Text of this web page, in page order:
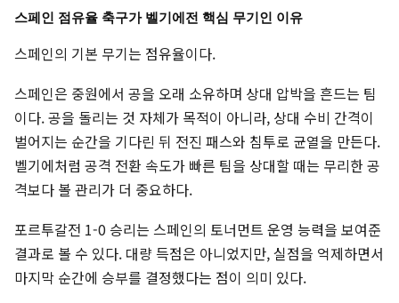
스페인 점유율 축구가 벨기에전 핵심 무기인 이유
스페인의 기본 무기는 점유율이다.
스페인은 중원에서 공을 오래 소유하며 상대 압박을 흔드는 팀
이다. 공을 돌리는 것 자체가 목적이 아니라, 상대 수비 간격이
벌어지는 순간을 기다린 뒤 전진 패스와 침투로 균열을 만든다.
벨기에처럼 공격 전환 속도가 빠른 팀을 상대할 때는 무리한 공
격보다 볼 관리가 더 중요하다.
포르투갈전 1-0 승리는 스페인의 토너먼트 운영 능력을 보여준
결과로 볼 수 있다. 대량 득점은 아니었지만, 실점을 억제하면서
마지막 순간에 승부를 결정했다는 점이 의미 있다.